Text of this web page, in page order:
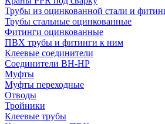
Трубы из оцинкованной стали и
Трубы стальные оцинкованные
Фитинги оцинкованные
ПВХ трубы и фитинги к ним
Клеевые соединители
Соединители ВН-НР
Муфты
Муфты переходные
Отводы
Тройники
Клеевые трубы